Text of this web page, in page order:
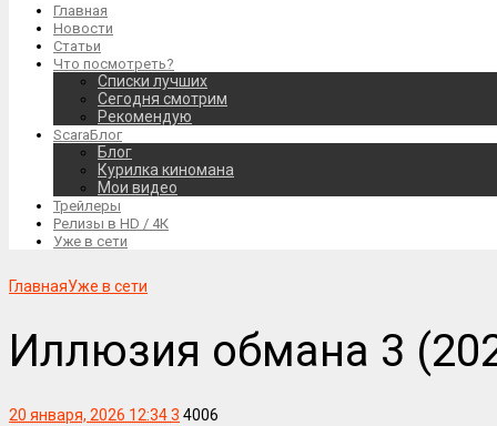
Главная
Новости
Статьи
Что посмотреть?
Списки лучших
Сегодня смотрим
Рекомендую
ScaraБлог
Блог
Курилка киномана
Мои видео
Трейлеры
Релизы в HD / 4К
Уже в сети
ГлавнаяУже в сети
Иллюзия обмана 3
20 января, 2026 12:343 4006